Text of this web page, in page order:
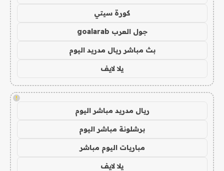
كورة سيتي
جول العرب goalarab
بث مباشر ريال مدريد اليوم
يلا لايف
!
ريال مدريد مباشر اليوم
برشلونة مباشر اليوم
مباريات اليوم مباشر
يلا لايف